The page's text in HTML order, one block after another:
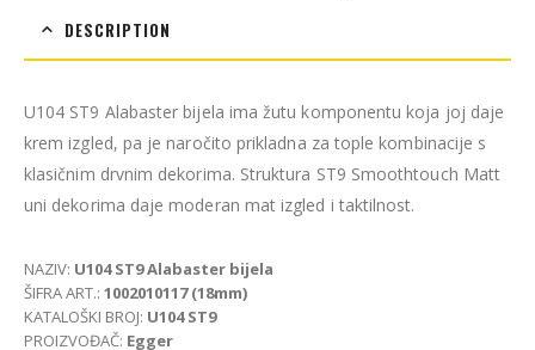
DESCRIPTION
U104 ST9 Alabaster bijela ima žutu komponentu koja joj daje
krem izgled, pa je naročito prikladna za tople kombinacije s
klasičnim drvnim dekorima. Struktura ST9 Smoothtouch Matt
uni dekorima daje moderan mat izgled i taktilnost.
NAZIV: U104 ST9 Alabaster bijela
ŠIFRA ART.: 1002010117 (18mm)
KATALOŠKI BROJ: U104 ST9
PROIZVOĐAČ: Egger